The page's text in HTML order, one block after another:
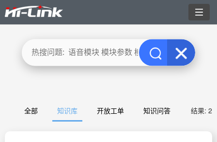
切
换
全部 知识库 开放工单 知识问答 结果: 2